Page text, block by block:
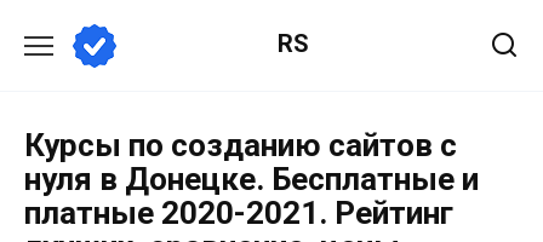
RS
Курсы по созданию сайтов с
нуля в Донецке. Бесплатные и
платные 2020-2021. Рейтинг